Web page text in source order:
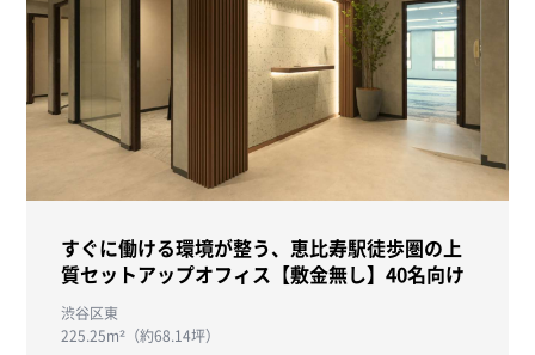
すぐに働ける環境が整う、恵比寿駅徒歩圏の上
質セットアップオフィス【敷金無し】40名向け
渋谷区東
225.25m²（約68.14坪）